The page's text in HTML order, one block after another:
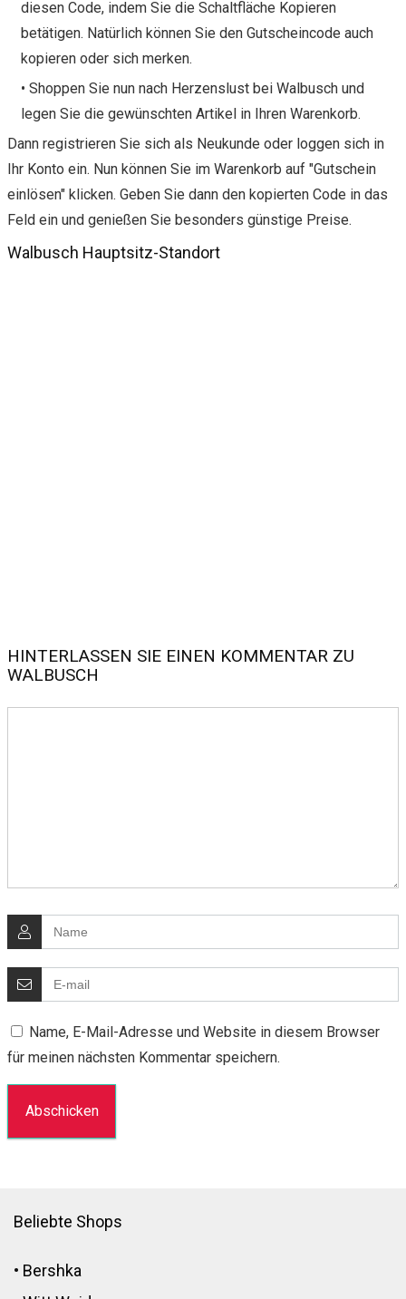
diesen Code, indem Sie die Schaltfläche Kopieren
betätigen. Natürlich können Sie den Gutscheincode auch
kopieren oder sich merken.
• Shoppen Sie nun nach Herzenslust bei Walbusch und
legen Sie die gewünschten Artikel in Ihren Warenkorb.
Dann registrieren Sie sich als Neukunde oder loggen sich in
Ihr Konto ein. Nun können Sie im Warenkorb auf "Gutschein
einlösen" klicken. Geben Sie dann den kopierten Code in das
Feld ein und genießen Sie besonders günstige Preise.
Walbusch Hauptsitz-Standort
HINTERLASSEN SIE EINEN KOMMENTAR ZU
WALBUSCH
Name, E-Mail-Adresse und Website in diesem Browser
für meinen nächsten Kommentar speichern.
Beliebte Shops
• Bershka